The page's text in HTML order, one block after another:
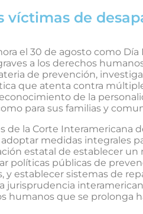
de
el 30 de agosto como
a los derechos
de prevención,
que atenta contra
de la
para sus familias y
de la Corte Interamericana
medidas integrales
estatal de establecer
políticas públicas de
y establecer sistemas de
jurisprudencia
que se prolonga